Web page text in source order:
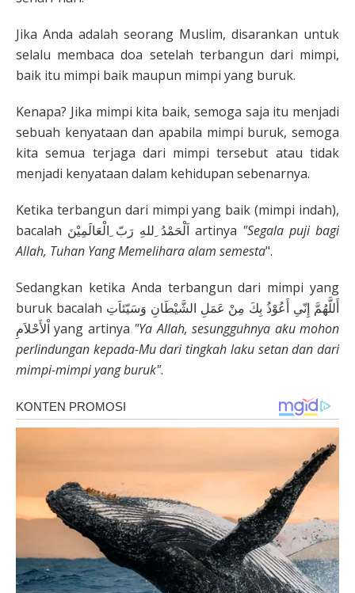
Jika Anda adalah seorang Muslim, disarankan untuk
selalu membaca doa setelah terbangun dari mimpi,
baik itu mimpi baik maupun mimpi yang buruk.
Kenapa? Jika mimpi kita baik, semoga saja itu menjadi
sebuah kenyataan dan apabila mimpi buruk, semoga
kita semua terjaga dari mimpi tersebut atau tidak
menjadi kenyataan dalam kehidupan sebenarnya.
Ketika terbangun dari mimpi yang baik (mimpi indah),
bacalah اَلْحَمْدُ ِللهِ رَبّ ِالْعَالَمِيْنَ artinya "Segala puji bagi
Allah, Tuhan Yang Memelihara alam semesta".
Sedangkan ketika Anda terbangun dari mimpi yang
buruk bacalah أَللَّهُمَّ إِنّىِ أَعُوْذُ بِكَ مِنْ عَمَلِ الشَّيْطَانِ وَسَيّئاَتِ
اْلأَحْلاَمِ yang artinya "Ya Allah, sesungguhnya aku mohon
perlindungan kepada-Mu dari tingkah laku setan dan dari
mimpi-mimpi yang buruk".